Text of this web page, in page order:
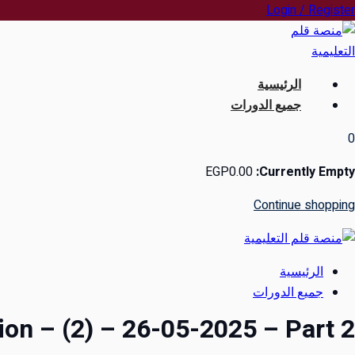
Skip
to
content
Login / Register
الرئيسية
جميع الدورات
0
Currently Empty:
EGP0.00
Continue shopping
الرئيسية
جميع الدورات
– (2) – 26-05-2025 – Part 2